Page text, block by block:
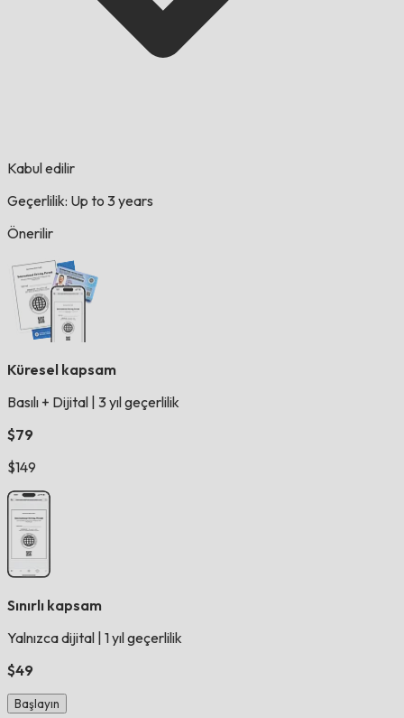
Kabul edilir
Geçerlilik: Up to 3 years
Önerilir
Küresel kapsam
Basılı + Dijital 3 yıl geçerlilik
$79
$149
Sınırlı kapsam
Yalnızca dijital 1 yıl geçerlilik
$49
Başlayın